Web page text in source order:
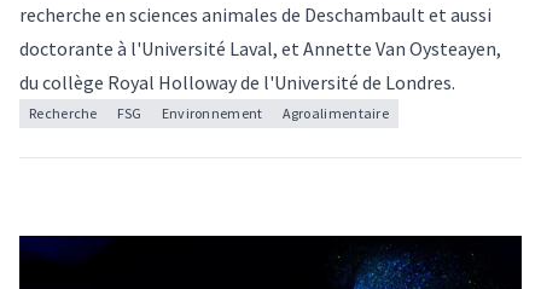
recherche en sciences animales de Deschambault et aussi
doctorante à l'Université Laval, et Annette Van Oysteayen,
du collège Royal Holloway de l'Université de Londres.
Recherche FSG Environnement Agroalimentaire